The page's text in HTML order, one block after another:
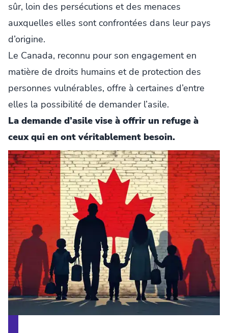
sûr, loin des persécutions et des menaces
auxquelles elles sont confrontées dans leur pays
d’origine.
Le Canada, reconnu pour son engagement en
matière de droits humains et de protection des
personnes vulnérables, offre à certaines d’entre
elles la possibilité de demander l’asile.
La demande d’asile vise à offrir un refuge à
ceux qui en ont véritablement besoin.